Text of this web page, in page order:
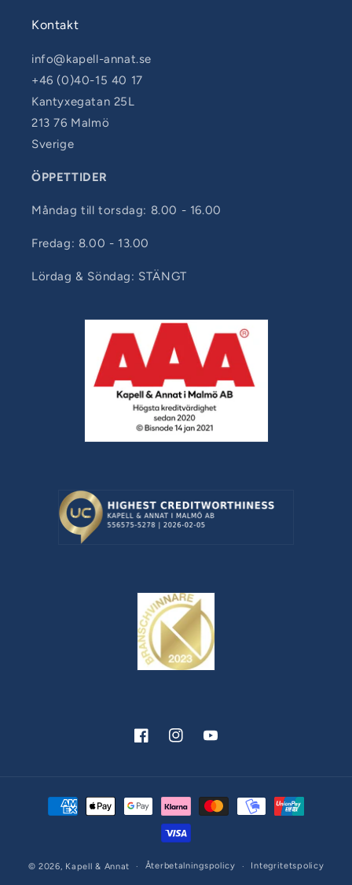
Kontakt
info@kapell-annat.se
+46 (0)40-15 40 17
Kantyxegatan 25L
213 76 Malmö
Sverige
ÖPPETTIDER
Måndag till torsdag: 8.00 - 16.00
Fredag: 8.00 - 13.00
Lördag & Söndag: STÄNGT
FacebookInstagramYouTube
Betalningsmetoder
© 2026, Kapell & Annat Återbetalningspolicy Integritetspolicy